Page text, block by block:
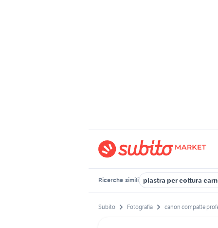
Ricerche simili piastra per cottura
Subito Fotografia canon compatte